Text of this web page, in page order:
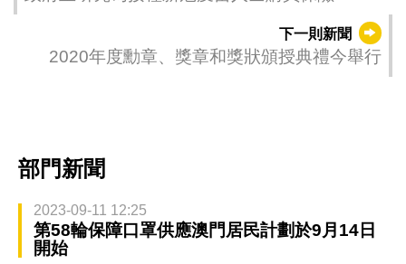
下一則新聞
2020年度勳章、獎章和獎狀頒授典禮今舉行
部門新聞
2023-09-11 12:25
第58輪保障口罩供應澳門居民計劃於9月14日
開始